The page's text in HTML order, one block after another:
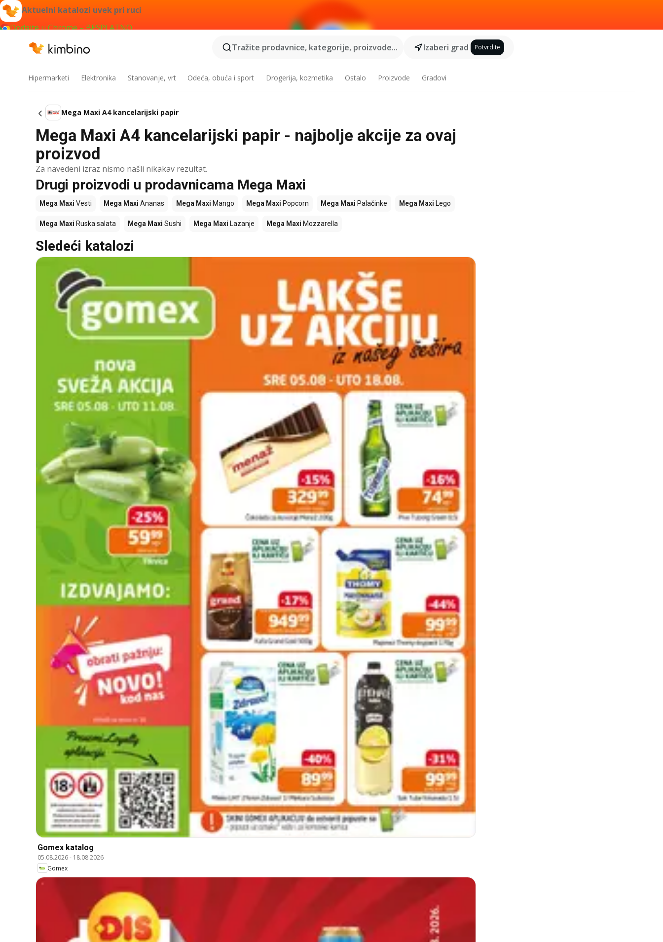
Aktuelni katalozi uvek pri ruci
Dodajte u Chrome – BESPLATNO
Tražite prodavnice, kategorije, proizvode...
Izaberi grad Potvrdite
Hipermarketi Elektronika Stanovanje, vrt Odeća, obuća i sport Drogerija, kozmetika Ostalo Proizvode Gradovi
Mega Maxi A4 kancelarijski papir
Mega Maxi A4 kancelarijski papir - najbolje akcije za ovaj
proizvod
Za navedeni izraz nismo našli nikakav rezultat.
Drugi proizvodi u prodavnicama Mega Maxi
Mega Maxi Vesti Mega Maxi Ananas Mega Maxi Mango Mega Maxi Popcorn Mega Maxi Palačinke Mega Maxi Lego
Mega Maxi Ruska salata Mega Maxi Sushi Mega Maxi Lazanje Mega Maxi Mozzarella
Sledeći katalozi
Gomex katalog
05.08.2026- 18.08.2026
Gomex